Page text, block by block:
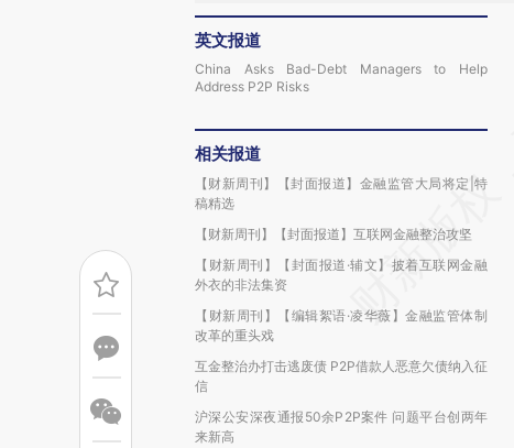
英文报道
China Asks Bad-Debt Managers to Help
Address P2P Risks
相关报道
【财新周刊】【封面报道】金融监管大局将定|特
稿精选
【财新周刊】【封面报道】互联网金融整治攻坚
【财新周刊】【封面报道·辅文】披着互联网金融
外衣的非法集资
【财新周刊】【编辑絮语·凌华薇】金融监管体制
改革的重头戏
互金整治办打击逃废债 P2P借款人恶意欠债纳入征
信
沪深公安深夜通报50余P2P案件 问题平台创两年
来新高